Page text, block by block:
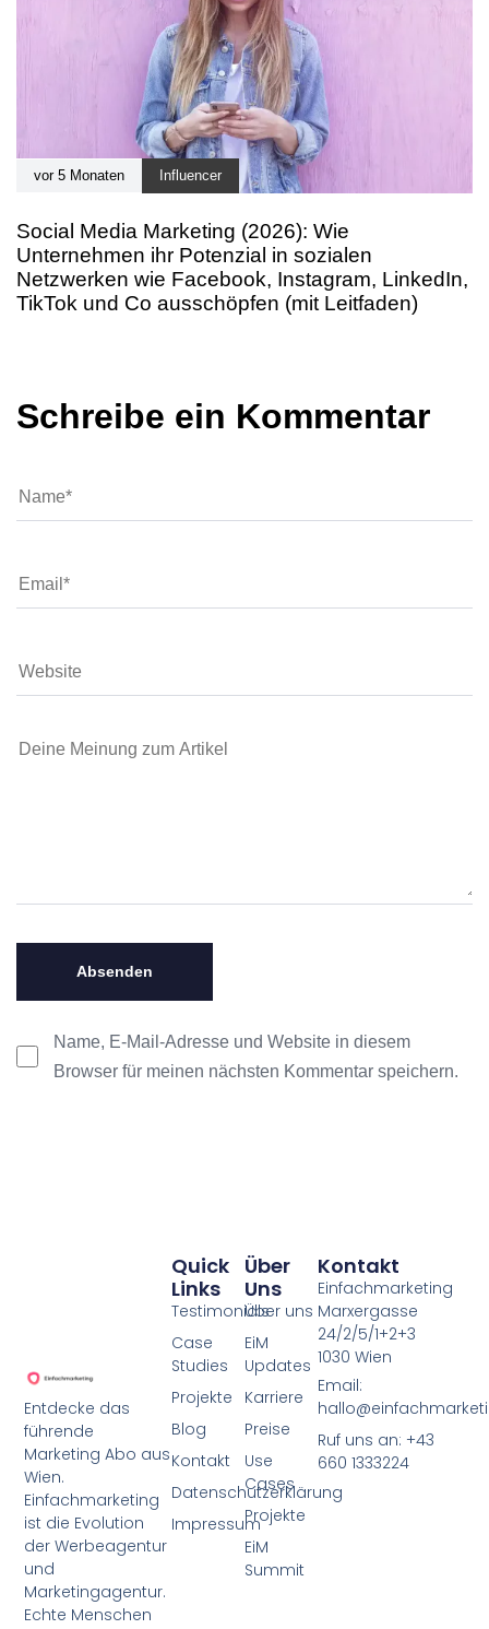
vor 5 Monaten Influencer
Social Media Marketing (2026): Wie
Unternehmen ihr Potenzial in sozialen
Netzwerken wie Facebook, Instagram, LinkedIn,
TikTok und Co ausschöpfen (mit Leitfaden)
Schreibe ein Kommentar
Name, E-Mail-Adresse und Website in diesem
Browser für meinen nächsten Kommentar speichern.
Entdecke das
führende
Marketing Abo aus
Wien.
Einfachmarketing
ist die Evolution
der Werbeagentur
und
Marketingagentur.
Echte Menschen
Über
Uns
Über uns
EiM
Updates
Karriere
Preise
Use
Cases
Projekte
EiM
Summit
Quick
Links
Testimonials
Case
Studies
Projekte
Blog
Kontakt
Datenschutzerklärung
Impressum
Kontakt
Einfachmarketing
Marxergasse
24/2/5/1+2+3
1030 Wien
Email:
Ruf uns an: +43
660 1333224